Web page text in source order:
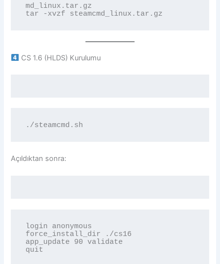
md_linux.tar.gz
CS 1.6 (HLDS) Kurulumu
Açıldıktan sonra:
login anonymous
force_install_dir ./cs16
app_update 90 validate